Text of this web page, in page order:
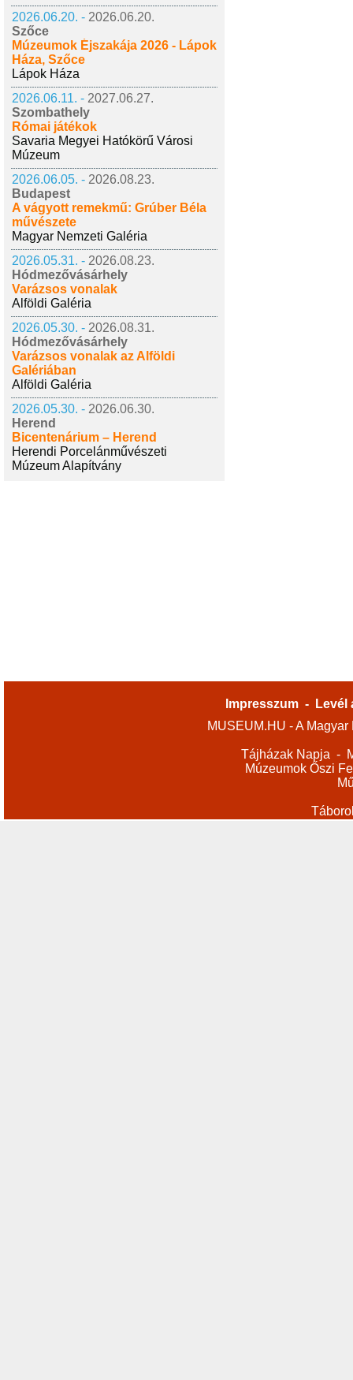
2026.06.20. - 2026.06.20.
Szőce
Múzeumok Éjszakája 2026 - Lápok
Háza, Szőce
Lápok Háza
2026.06.11. - 2027.06.27.
Szombathely
Római játékok
Savaria Megyei Hatókörű Városi
Múzeum
2026.06.05. - 2026.08.23.
Budapest
A vágyott remekmű: Grúber Béla
művészete
Magyar Nemzeti Galéria
2026.05.31. - 2026.08.23.
Hódmezővásárhely
Varázsos vonalak
Alföldi Galéria
2026.05.30. - 2026.08.31.
Hódmezővásárhely
Varázsos vonalak az Alföldi
Galériában
Alföldi Galéria
2026.05.30. - 2026.06.30.
Herend
Bicentenárium – Herend
Herendi Porcelánművészeti
Múzeum Alapítvány
Impresszum -
Levél
MUSEUM.HU - A
Tájházak Napja -
Múzeumok Őszi